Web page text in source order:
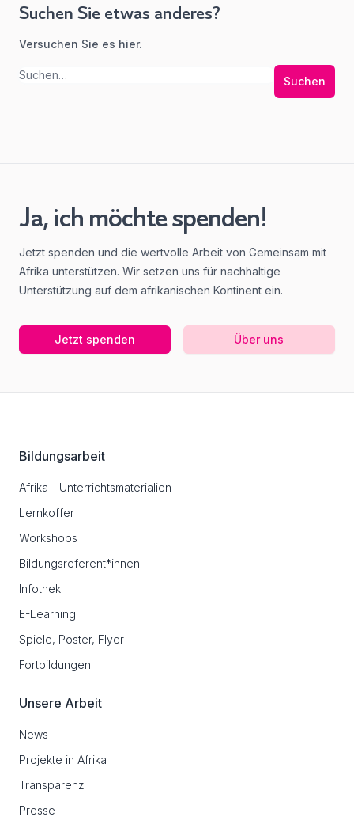
Suchen Sie etwas anderes?
Versuchen Sie es hier.
Suchen
Ja, ich möchte spenden!
Jetzt spenden und die wertvolle Arbeit von Gemeinsam mit
Afrika unterstützen. Wir setzen uns für nachhaltige
Unterstützung auf dem afrikanischen Kontinent ein.
Jetzt spenden Über uns
Bildungsarbeit
Afrika - Unterrichtsmaterialien
Lernkoffer
Workshops
Bildungsreferent*innen
Infothek
E-Learning
Spiele, Poster, Flyer
Fortbildungen
Unsere Arbeit
News
Projekte in Afrika
Transparenz
Presse